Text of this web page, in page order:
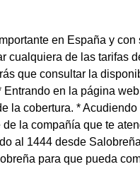
en España y con
cualquiera de las tarifas
que consultar la
en la página
la cobertura. *
la compañía que te
al 1444 desde
para que pueda